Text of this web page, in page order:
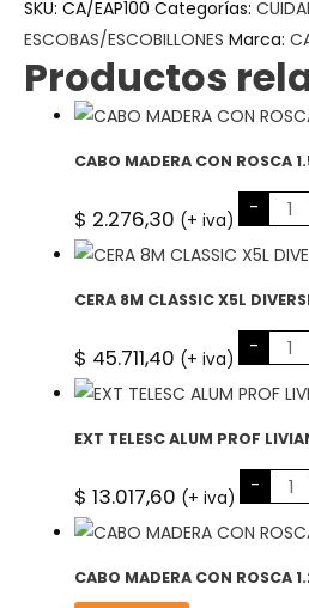
100
cantidad
SKU: CA/EAP100 Categorías:
ESCOBAS/ESCOBILLONES Marca:
Productos
CABO MADERA CON ROSCA
$ 2.276,30 (+ iva) -
CON
1.5
1RA
CERA 8M CLASSIC X5L
$ 45.711,40 (+ iva) - CERA
8M
X5L
EXT TELESC ALUM PROF
$ 13.017,60 (+ iva) - EXT
MTS.
CABO MADERA CON ROSCA